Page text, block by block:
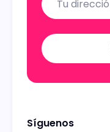
Síguenos